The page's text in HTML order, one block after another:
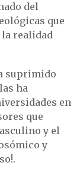
del
que
la realidad
suprimido
ha
en
que
y el
y